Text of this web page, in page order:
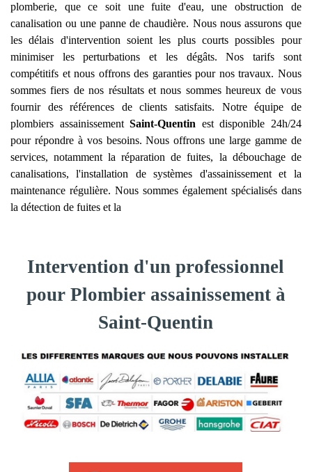
plomberie, que ce soit une fuite d'eau, une obstruction de
canalisation ou une panne de chaudière. Nous nous assurons que
les délais d'intervention soient les plus courts possibles pour
minimiser les perturbations et les dégâts. Nos tarifs sont
compétitifs et nous offrons des garanties pour nos travaux. Nous
sommes fiers de nos résultats et nous sommes heureux de vous
fournir des références de clients satisfaits. Notre équipe de
plombiers assainissementSaint-Quentin est disponible 24h/24
pour répondre à vos besoins. Nous offrons une large gamme de
services, notamment la réparation de fuites, la débouchage de
canalisations, l'installation de systèmes d'assainissement et la
maintenance régulière. Nous sommes également spécialisés dans
la détection de fuites et la
Intervention d'un professionnel
pour Plombier assainissement à
Saint-Quentin